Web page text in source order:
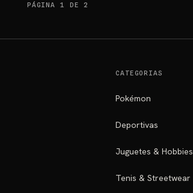
PÁGINA 1 DE 2
CATEGORIAS
Pokémon
Deportivas
Juguetes & Hobbies
Tenis & Streetwear